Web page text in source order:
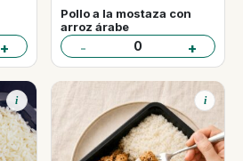
+
Pollo a la mostaza con
arroz árabe
- 0 +
i i